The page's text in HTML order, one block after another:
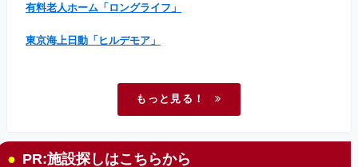
有料老人ホーム「ロングライフ」
東京海上日動「ヒルデモア」
もっと見る！
PR:施設探しはこちらから